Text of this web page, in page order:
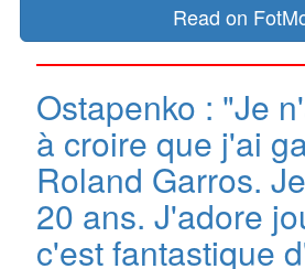
Read on
Ostapenko : "Je
à croire que j'ai
Roland Garros.
20 ans. J'adore
c'est fantastique